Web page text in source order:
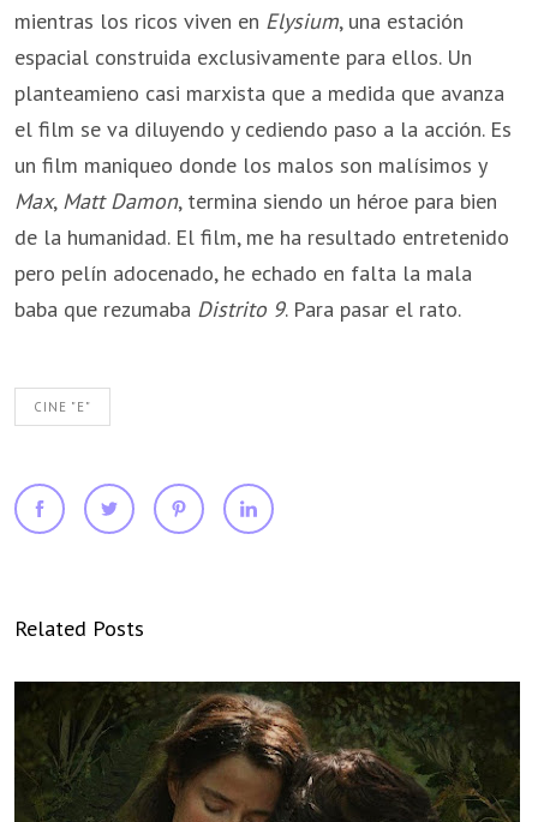
mientras los ricos viven en Elysium, una estación
espacial construida exclusivamente para ellos. Un
planteamieno casi marxista que a medida que avanza
el film se va diluyendo y cediendo paso a la acción. Es
un film maniqueo donde los malos son malísimos y
Max, Matt Damon, termina siendo un héroe para bien
de la humanidad. El film, me ha resultado entretenido
pero pelín adocenado, he echado en falta la mala
baba que rezumaba Distrito 9. Para pasar el rato.
CINE "E"
Related Posts